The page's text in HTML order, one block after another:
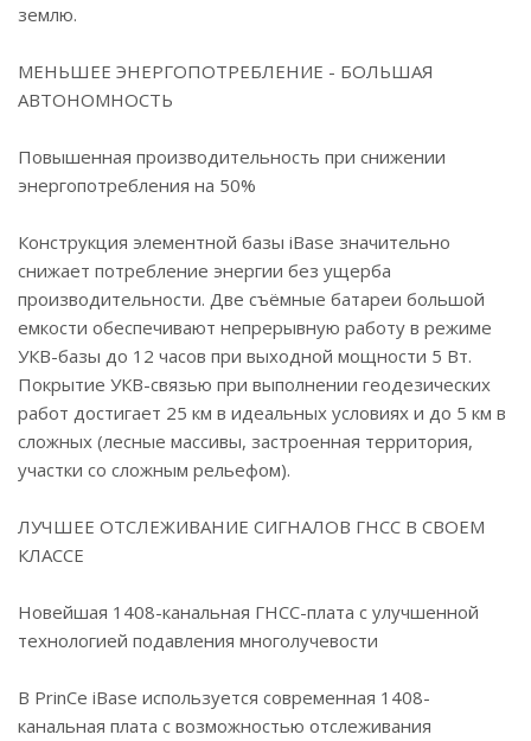
землю.
МЕНЬШЕЕ ЭНЕРГОПОТРЕБЛЕНИЕ - БОЛЬШАЯ
АВТОНОМНОСТЬ
Повышенная производительность при снижении
энергопотребления на 50%
Конструкция элементной базы iBase значительно
снижает потребление энергии без ущерба
производительности. Две съёмные батареи большой
емкости обеспечивают непрерывную работу в режиме
УКВ-базы до 12 часов при выходной мощности 5 Вт.
Покрытие УКВ-связью при выполнении геодезических
работ достигает 25 км в идеальных условиях и до 5 км в
сложных (лесные массивы, застроенная территория,
участки со сложным рельефом).
ЛУЧШЕЕ ОТСЛЕЖИВАНИЕ СИГНАЛОВ ГНСС В СВОЕМ
КЛАССЕ
Новейшая 1408-канальная ГНСС-плата с улучшенной
технологией подавления многолучевости
В PrinCe iBase используется современная 1408-
канальная плата с возможностью отслеживания